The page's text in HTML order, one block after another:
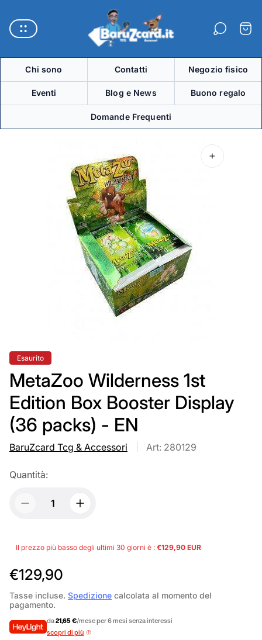
del
negozio"
Chi sono Contatti Negozio fisico
Eventi Blog e News Buono regalo
Domande Frequenti
Etichetta
del
prodotto:
Esaurito
MetaZoo Wilderness 1st
Edition Box Booster Display
(36 packs) - EN
BaruZcard Tcg & Accessori Art: 280129
Quantità:
Il prezzo più basso degli ultimi 30 giorni è : €129,90 EUR
P
r
e
z
€129,90
Tasse incluse. Spedizione calcolata al momento del
pagamento.
da21,65 €/mese per 6 mesi senza interessi
scopri di più